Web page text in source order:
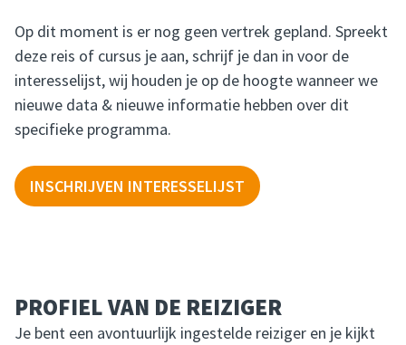
Op dit moment is er nog geen vertrek gepland. Spreekt
deze reis of cursus je aan, schrijf je dan in voor de
interesselijst, wij houden je op de hoogte wanneer we
nieuwe data & nieuwe informatie hebben over dit
specifieke programma.
INSCHRIJVEN INTERESSELIJST
PROFIEL VAN DE REIZIGER
Je bent een avontuurlijk ingestelde reiziger en je kijkt